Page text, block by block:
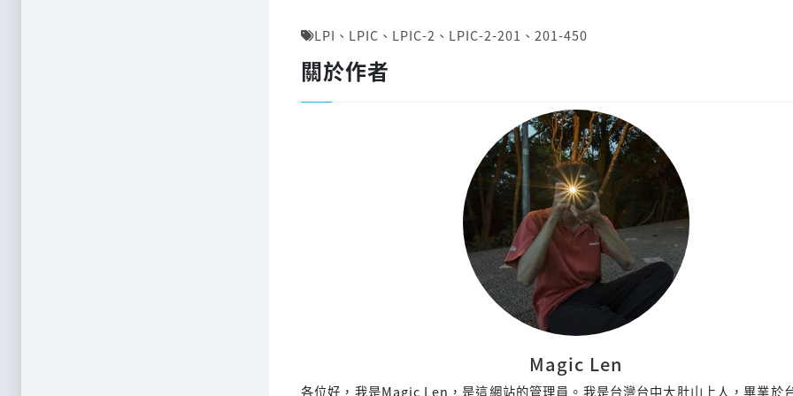
LPI 、 LPIC 、 LPIC-2 、 LPIC-2-201 、 201-450
關於作者
Magic Len
各位好，我是Magic Len，是這網站的管理員。我是台灣台中大肚山上人，畢業於